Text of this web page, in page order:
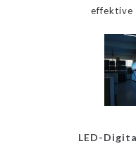
effektive
LED-